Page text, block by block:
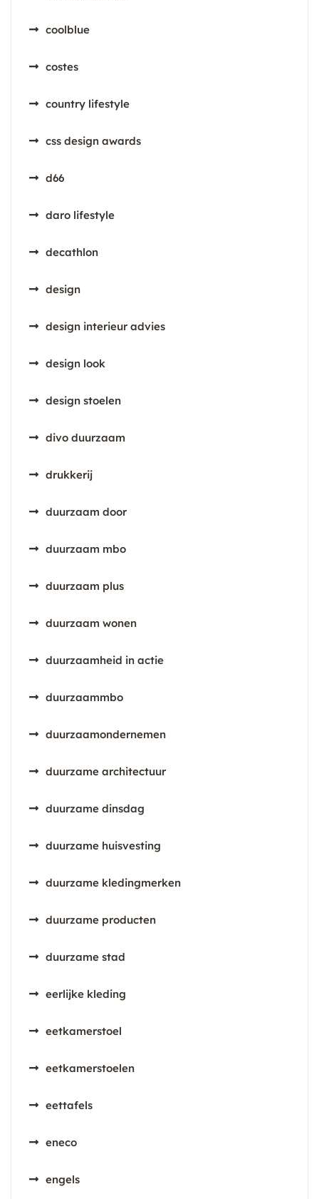
coolblue
costes
country lifestyle
css design awards
d66
daro lifestyle
decathlon
design
design interieur advies
design look
design stoelen
divo duurzaam
drukkerij
duurzaam door
duurzaam mbo
duurzaam plus
duurzaam wonen
duurzaamheid in actie
duurzaammbo
duurzaamondernemen
duurzame architectuur
duurzame dinsdag
duurzame huisvesting
duurzame kledingmerken
duurzame producten
duurzame stad
eerlijke kleding
eetkamerstoel
eetkamerstoelen
eettafels
eneco
engels